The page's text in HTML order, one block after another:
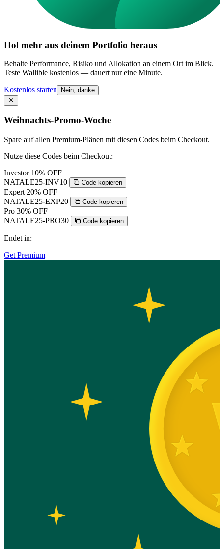
Hol mehr aus deinem Portfolio heraus
Behalte Performance, Risiko und Allokation an einem Ort im Blick.
Teste Wallible kostenlos — dauert nur eine Minute.
Kostenlos starten Nein, danke
Weihnachts-Promo-Woche
Spare auf allen Premium-Plänen mit diesen Codes beim Checkout.
Nutze diese Codes beim Checkout:
Investor 10% OFF
NATALE25-INV10
Code kopieren
Expert 20% OFF
NATALE25-EXP20
Code kopieren
Pro 30% OFF
NATALE25-PRO30
Code kopieren
Endet in:
Get Premium